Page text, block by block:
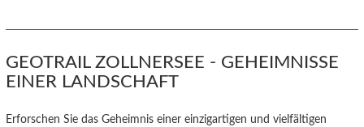
GEOTRAIL ZOLLNERSEE - GEHEIMNISSE
EINER LANDSCHAFT
Erforschen Sie das Geheimnis einer einzigartigen und vielfältigen